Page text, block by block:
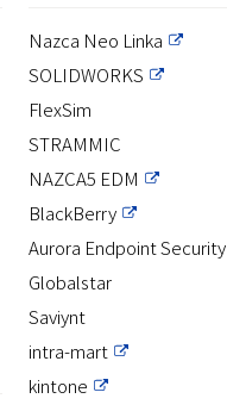
Nazca Neo Linka
SOLIDWORKS
FlexSim
STRAMMIC
NAZCA5 EDM
BlackBerry
Aurora Endpoint Security
Globalstar
Saviynt
intra-mart
kintone